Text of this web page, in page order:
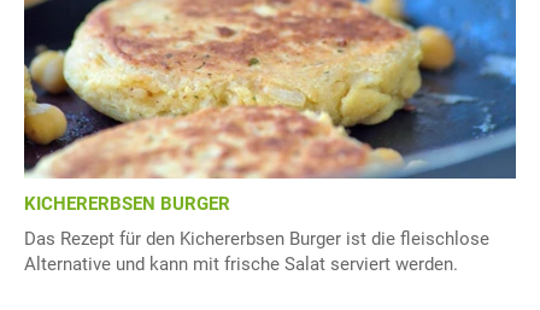
KICHERERBSEN BURGER
Das Rezept für den Kichererbsen Burger ist die fleischlose
Alternative und kann mit frische Salat serviert werden.